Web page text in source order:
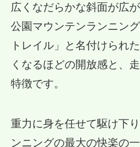
広くなだらかな斜面が広
公園マウンテンランニン
トレイル」と名付けられ
くなるほどの開放感と、
特徴です。
重力に身を任せて駆け下
ンニングの最大の快楽の